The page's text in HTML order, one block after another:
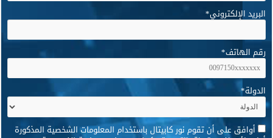
البريد الإلكتروني*
رقم الهاتف*
الدولة*
* أوافق على أن تقوم نور كابيتال باستخدام المعلومات الشخصية المذكورة